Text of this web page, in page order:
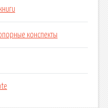
конспекты